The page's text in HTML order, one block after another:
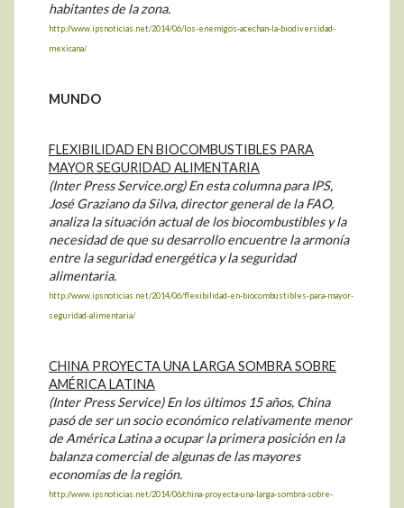
habitantes de la zona.
http://www.ipsnoticias.net/2014/06/los-enemigos-acechan-la-biodiversidad-
mexicana/
MUNDO
FLEXIBILIDAD EN BIOCOMBUSTIBLES PARA
MAYOR SEGURIDAD ALIMENTARIA
(Inter Press Service.org) En esta columna para IPS,
José Graziano da Silva, director general de la FAO,
analiza la situación actual de los biocombustibles y la
necesidad de que su desarrollo encuentre la armonía
entre la seguridad energética y la seguridad
alimentaria.
http://www.ipsnoticias.net/2014/06/flexibilidad-en-biocombustibles-para-mayor-
seguridad-alimentaria/
CHINA PROYECTA UNA LARGA SOMBRA SOBRE
AMÉRICA LATINA
(Inter Press Service) En los últimos 15 años, China
pasó de ser un socio económico relativamente menor
de América Latina a ocupar la primera posición en la
balanza comercial de algunas de las mayores
economías de la región.
http://www.ipsnoticias.net/2014/06/china-proyecta-una-larga-sombra-sobre-